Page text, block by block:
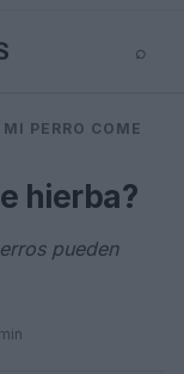
⌕
⌕ ×
MI PERRO COME
hierba?
pueden